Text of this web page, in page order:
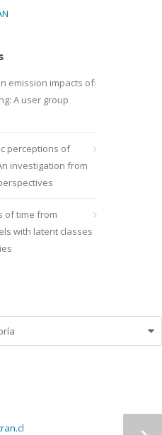
emission impacts of
A user group
perceptions of
investigation from
of time from
with latent classes